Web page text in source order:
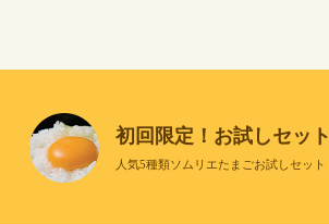
初回限定！お試しセット
人気5種類ソムリエたまごお試しセット